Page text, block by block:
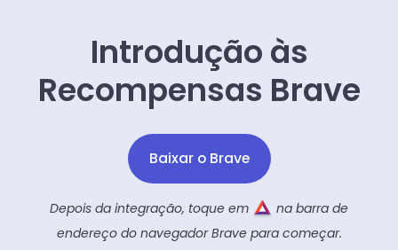
Introdução às
Recompensas Brave
Baixar o Brave
Depois da integração, toque em
na barra de
endereço do navegador Brave para começar.